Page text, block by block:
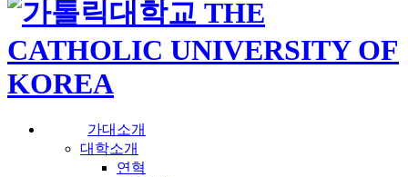
가대소개
대학소개
연혁